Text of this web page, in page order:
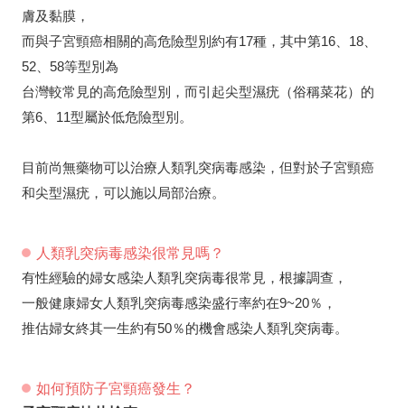
膚及黏膜，
而與子宮頸癌相關的高危險型別約有17種，其中第16、18、
52、58等型別為
台灣較常見的高危險型別，而引起尖型濕疣（俗稱菜花）的
第6、11型屬於低危險型別。
目前尚無藥物可以治療人類乳突病毒感染，但對於子宮頸癌
和尖型濕疣，可以施以局部治療。
人類乳突病毒感染很常見嗎？
有性經驗的婦女感染人類乳突病毒很常見，根據調查，
一般健康婦女人類乳突病毒感染盛行率約在9~20％，
推估婦女終其一生約有50％的機會感染人類乳突病毒。
如何預防子宮頸癌發生？